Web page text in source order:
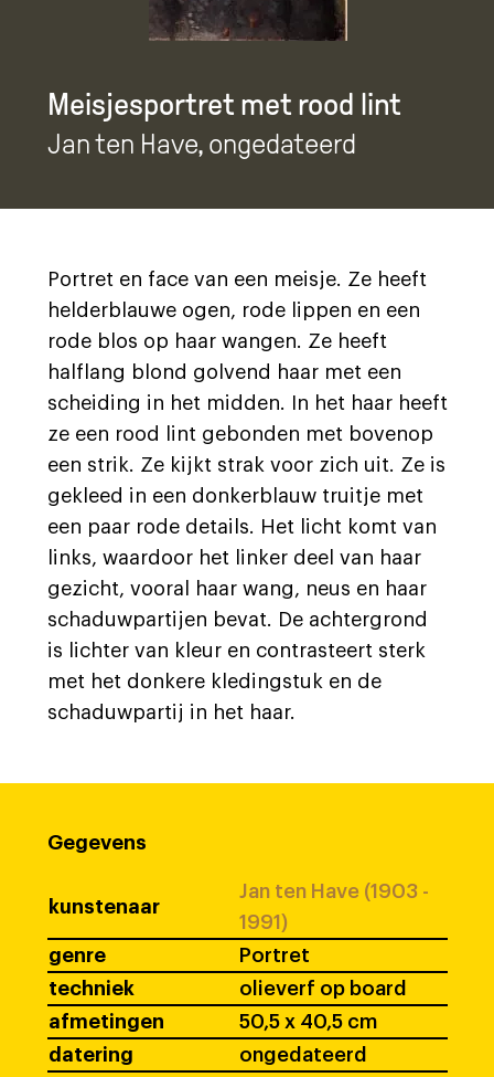
Meisjesportret met rood lint
Jan ten Have, ongedateerd
Portret en face van een meisje. Ze heeft
helderblauwe ogen, rode lippen en een
rode blos op haar wangen. Ze heeft
halflang blond golvend haar met een
scheiding in het midden. In het haar heeft
ze een rood lint gebonden met bovenop
een strik. Ze kijkt strak voor zich uit. Ze is
gekleed in een donkerblauw truitje met
een paar rode details. Het licht komt van
links, waardoor het linker deel van haar
gezicht, vooral haar wang, neus en haar
schaduwpartijen bevat. De achtergrond
is lichter van kleur en contrasteert sterk
met het donkere kledingstuk en de
schaduwpartij in het haar.
Gegevens
kunstenaar
Jan ten Have (1903 -
1991)
genre
Portret
techniek
olieverf op board
afmetingen
50,5 x 40,5 cm
datering
ongedateerd